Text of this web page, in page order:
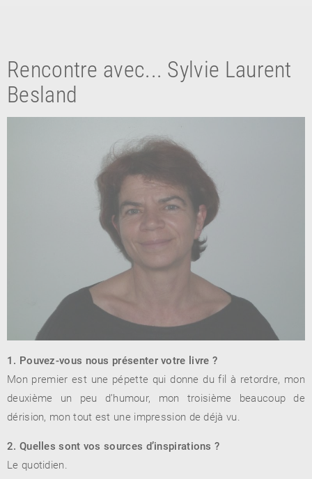
NOUVEAUTÉS
TOUT LE CATALOGUE
RENCONTRE AVEC…
REVUE DE PRESSE
Rencontre avec... Sylvie Laurent
Besland
1. Pouvez-vous nous présenter votre livre ?
Mon premier est une pépette qui donne du fil à retordre, mon
deuxième un peu d’humour, mon troisième beaucoup de
dérision, mon tout est une impression de déjà vu.
2. Quelles sont vos sources d’inspirations ?
Le quotidien.